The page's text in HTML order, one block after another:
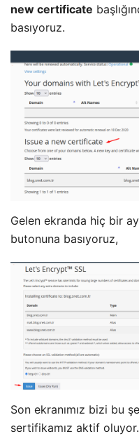
new certificate
basıyoruz.
Gelen ekranda hiç bir
butonuna basıyoruz,
Son ekranımız bizi bu
sertifikamız aktif oluyor.